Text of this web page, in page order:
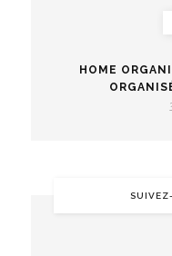
HOME